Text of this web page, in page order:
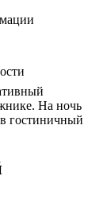
На ночь
в гостиничный